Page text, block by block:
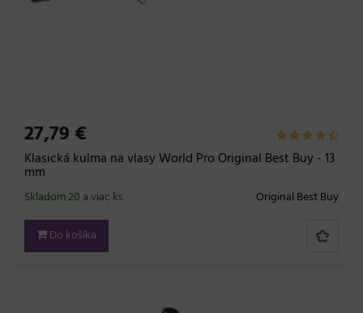
27,79 €
Klasická kulma na vlasy World Pro Original Best Buy - 13
mm
Original Best Buy
Skladom 20 a viac ks
Do košíka